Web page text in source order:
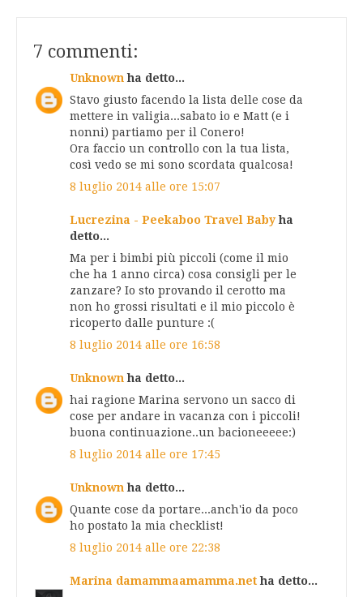
7 commenti:
Unknown ha detto...
Stavo giusto facendo la lista delle cose da
mettere in valigia...sabato io e Matt (e i
nonni) partiamo per il Conero!
Ora faccio un controllo con la tua lista,
così vedo se mi sono scordata qualcosa!
8 luglio 2014 alle ore 15:07
Lucrezina - Peekaboo Travel Babyha
detto...
Ma per i bimbi più piccoli (come il mio
che ha 1 anno circa) cosa consigli per le
zanzare? Io sto provando il cerotto ma
non ho grossi risultati e il mio piccolo è
ricoperto dalle punture :(
8 luglio 2014 alle ore 16:58
Unknown ha detto...
hai ragione Marina servono un sacco di
cose per andare in vacanza con i piccoli!
buona continuazione..un bacioneeeee:)
8 luglio 2014 alle ore 17:45
Unknown ha detto...
Quante cose da portare...anch'io da poco
ho postato la mia checklist!
8 luglio 2014 alle ore 22:38
Marina damammaamamma.netha detto...